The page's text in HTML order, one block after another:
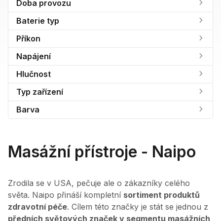
Doba provozu
Baterie typ
Příkon
Napájení
Hlučnost
Typ zařízení
Barva
Masážní přístroje - Naipo
Zrodila se v USA, pečuje ale o zákazníky celého
světa. Naipo přináší kompletní sortiment produktů
zdravotní péče. Cílem této značky je stát se jednou z
předních světových značek v segmentu masážních